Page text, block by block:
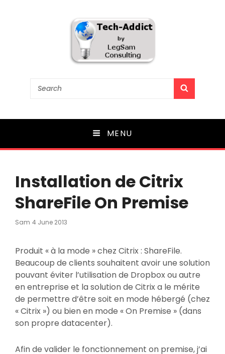
Tech-Addict
Search
MENU
Installation de Citrix
ShareFile On Premise
Sam Posted
4 June 2013
Produit « à la mode » chez Citrix : ShareFile.
Beaucoup de clients souhaitent avoir une solution
pouvant éviter l’utilisation de Dropbox ou autre
en entreprise et la solution de Citrix a le mérite
de permettre d’être soit en mode hébergé (chez
« Citrix ») ou bien en mode « On Premise » (dans
son propre datacenter).
Afin de valider le fonctionnement on premise, j’ai